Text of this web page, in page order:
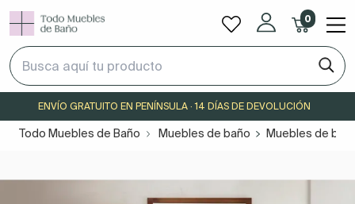
0
ENVÍO GRATUITO EN PENÍNSULA · 14 DÍAS DE DEVOLUCIÓN
Todo Muebles de Baño Muebles de baño Muebles de